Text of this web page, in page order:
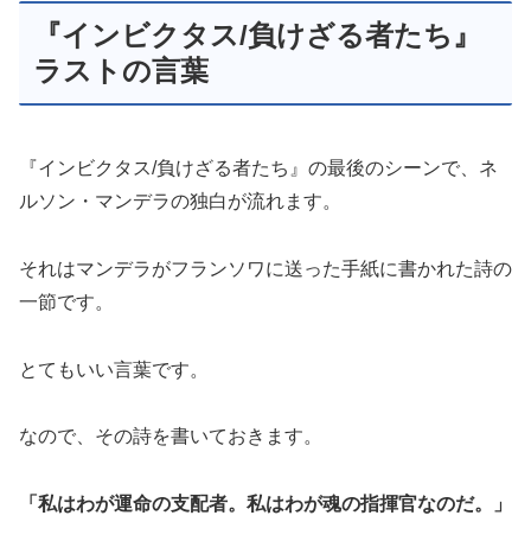
『インビクタス/負けざる者たち』
ラストの言葉
『インビクタス/負けざる者たち』の最後のシーンで、ネ
ルソン・マンデラの独白が流れます。
それはマンデラがフランソワに送った手紙に書かれた詩の
一節です。
とてもいい言葉です。
なので、その詩を書いておきます。
「私はわが運命の支配者。私はわが魂の指揮官なのだ。」